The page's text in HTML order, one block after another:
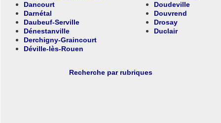
Dancourt
Darnétal
Daubeuf-Serville
Dénestanville
Derchigny-Graincourt
Déville-lès-Rouen
Doudeville
Douvrend
Drosay
Duclair
Recherche par rubriques